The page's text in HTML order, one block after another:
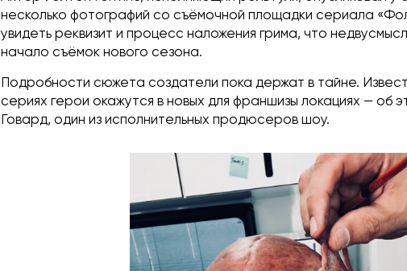
несколько фотографий со съёмочной площадки сериала
увидеть реквизит и процесс наложения грима, что
начало съёмок нового сезона.
Подробности сюжета создатели пока держат в тайне.
сериях герои окажутся в новых для франшизы локациях — об
Говард, один из исполнительных продюсеров шоу.